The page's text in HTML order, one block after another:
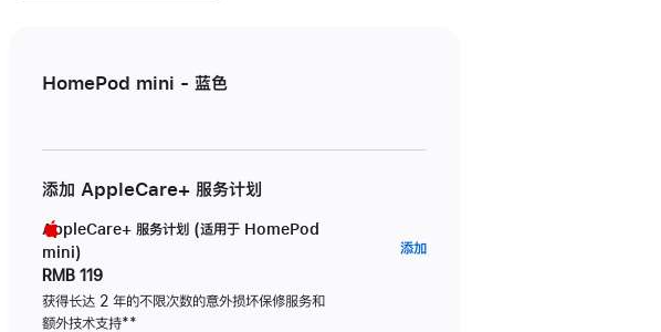
HomePod mini - 蓝色
添加 AppleCare+ 服务计划
AppleCare+ 服务计划 (适用于 HomePod
mini)
RMB 119
获得长达 2 年的不限次数的意外损坏保修服务和
额外技术支持脚
**
添加AppleCare+